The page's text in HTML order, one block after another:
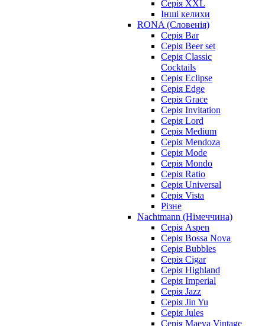
Серія XXL
Інші келихи
RONA (Словенія)
Серія Bar
Серія Beer set
Серія Classic
Cocktails
Серія Eclipse
Серія Edge
Серія Grace
Серія Invitation
Серія Lord
Серія Medium
Серія Mendoza
Серія Mode
Серія Mondo
Серія Ratio
Серія Universal
Серія Vista
Різне
Nachtmann (Німеччина)
Серія Aspen
Серія Bossa Nova
Серія Bubbles
Серія Cigar
Серія Highland
Серія Imperial
Серія Jazz
Серія Jin Yu
Серія Jules
Серія Maeva Vintage